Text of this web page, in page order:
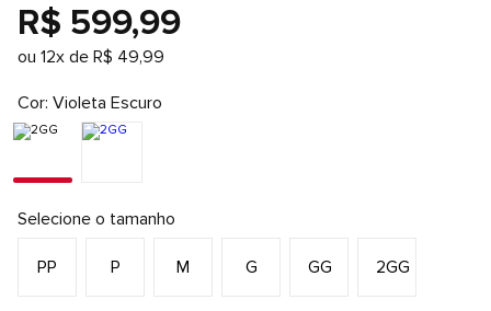
R$ 599,99
ou 12x de R$ 49,99
Cor Violeta Escuro
Selecione o tamanho
2GG
G GG
M
P
PP